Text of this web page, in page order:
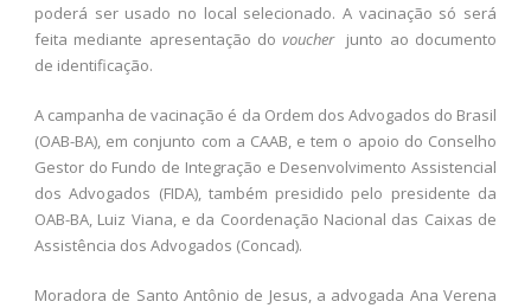
poderá ser usado no local selecionado. A vacinação só será
feita mediante apresentação dovoucher junto ao documento
de identificação.
A campanha de vacinação é da Ordem dos Advogados do Brasil
(OAB-BA), em conjunto com a CAAB, e tem o apoio do Conselho
Gestor do Fundo de Integração e Desenvolvimento Assistencial
dos Advogados (FIDA), também presidido pelo presidente da
OAB-BA, Luiz Viana, e da Coordenação Nacional das Caixas de
Assistência dos Advogados (Concad).
Moradora de Santo Antônio de Jesus, a advogada Ana Verena